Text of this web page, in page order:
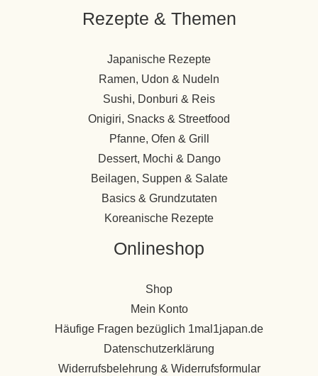
Rezepte & Themen
Japanische Rezepte
Ramen, Udon & Nudeln
Sushi, Donburi & Reis
Onigiri, Snacks & Streetfood
Pfanne, Ofen & Grill
Dessert, Mochi & Dango
Beilagen, Suppen & Salate
Basics & Grundzutaten
Koreanische Rezepte
Onlineshop
Shop
Mein Konto
Häufige Fragen bezüglich 1mal1japan.de
Datenschutzerklärung
Widerrufsbelehrung & Widerrufsformular